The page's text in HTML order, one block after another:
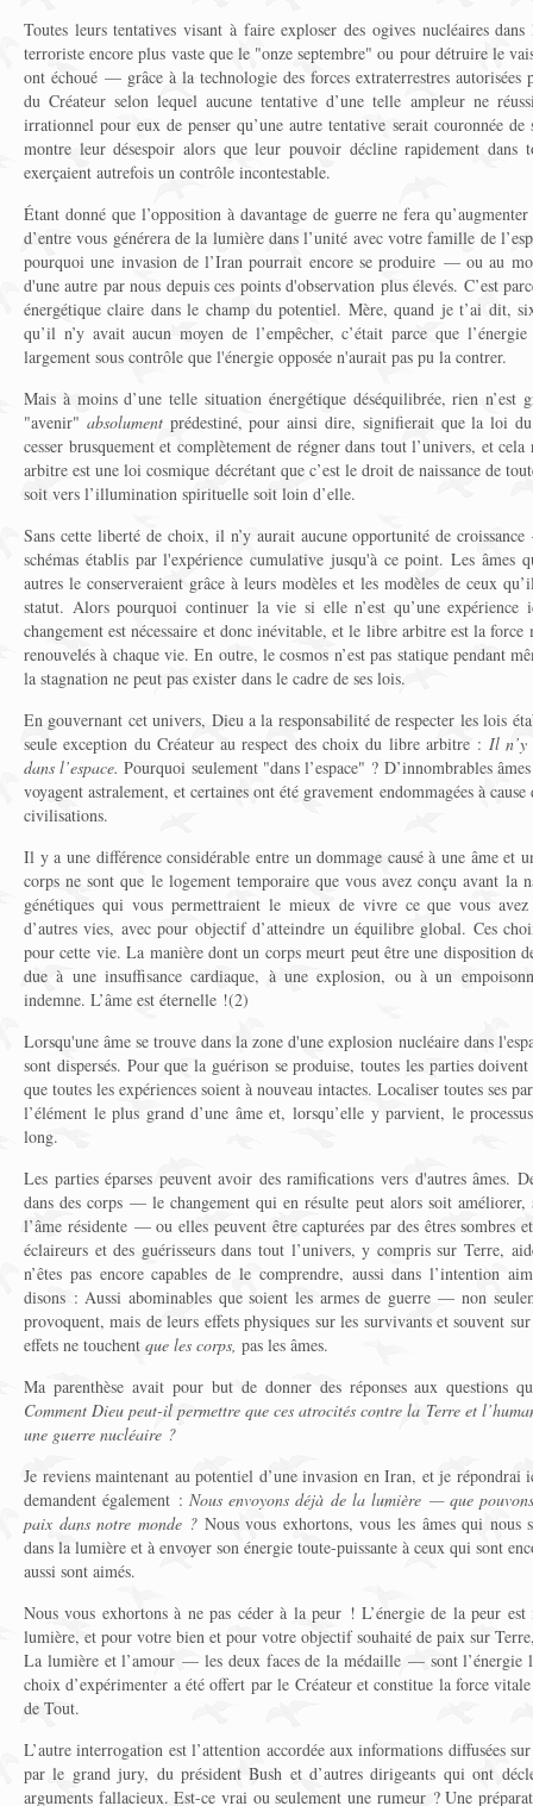
Toutes leurs tentatives visant à faire exploser des ogives nucléaires
terroriste encore plus vaste que le "onze septembre" ou pour détruire le
ont échoué — grâce à la technologie des forces extraterrestres autorisées
du Créateur selon lequel aucune tentative d’une telle ampleur ne
irrationnel pour eux de penser qu’une autre tentative serait couronnée de
montre leur désespoir alors que leur pouvoir décline rapidement dans
exerçaient autrefois un contrôle incontestable.
Étant donné que l’opposition à davantage de guerre ne fera
d’entre vous générera de la lumière dans l’unité avec votre famille de
pourquoi une invasion de l’Iran pourrait encore se produire — ou au
d'une autre par nous depuis ces points d'observation plus élevés. C’est
énergétique claire dans le champ du potentiel. Mère, quand je t’ai dit,
qu’il n’y avait aucun moyen de l’empêcher, c’était parce que
largement sous contrôle que l'énergie opposée n'aurait pas pu la contrer.
Mais à moins d’une telle situation énergétique déséquilibrée, rien n’est
"avenir" absolumentprédestiné, pour ainsi dire, signifierait que la loi
cesser brusquement et complètement de régner dans tout l’univers, et
arbitre est une loi cosmique décrétant que c’est le droit de naissance de
soit vers l’illumination spirituelle soit loin d’elle.
Sans cette liberté de choix, il n’y aurait aucune opportunité de
schémas établis par l'expérience cumulative jusqu'à ce point. Les âmes
autres le conserveraient grâce à leurs modèles et les modèles de ceux
statut. Alors pourquoi continuer la vie si elle n’est qu’une
changement est nécessaire et donc inévitable, et le libre arbitre est la
renouvelés à chaque vie. En outre, le cosmos n’est pas statique pendant
la stagnation ne peut pas exister dans le cadre de ses lois.
En gouvernant cet univers, Dieu a la responsabilité de respecter les lois
seule exception du Créateur au respect des choix du libre arbitre : Il n’y
dans l’espace. Pourquoi seulement "dans l’espace" ? D’innombrables
voyagent astralement, et certaines ont été gravement endommagées à
civilisations.
Il y a une différence considérable entre un dommage causé à une âme et
corps ne sont que le logement temporaire que vous avez conçu avant la
génétiques qui vous permettraient le mieux de vivre ce que vous
d’autres vies, avec pour objectif d’atteindre un équilibre global. Ces
pour cette vie. La manière dont un corps meurt peut être une disposition
due à une insuffisance cardiaque, à une explosion, ou à un
indemne. L’âme est éternelle !(2)
Lorsqu'une âme se trouve dans la zone d'une explosion nucléaire dans
sont dispersés. Pour que la guérison se produise, toutes les parties
que toutes les expériences soient à nouveau intactes. Localiser toutes ses
l’élément le plus grand d’une âme et, lorsqu’elle y parvient, le
long.
Les parties éparses peuvent avoir des ramifications vers d'autres âmes.
dans des corps — le changement qui en résulte peut alors soit
l’âme résidente — ou elles peuvent être capturées par des êtres sombres
éclaireurs et des guérisseurs dans tout l’univers, y compris sur Terre,
n’êtes pas encore capables de le comprendre, aussi dans l’intention
disons : Aussi abominables que soient les armes de guerre — non
provoquent, mais de leurs effets physiques sur les survivants et souvent
effets ne touchent que les corps, pas les âmes.
Ma parenthèse avait pour but de donner des réponses aux questions
Comment Dieu peut-il permettre que ces atrocités contre la Terre et
une guerre nucléaire ?
Je reviens maintenant au potentiel d’une invasion en Iran, et je répondrai
demandent également : Nous envoyons déjà de la lumière — que
paix dans notre monde ? Nous vous exhortons, vous les âmes qui nous
dans la lumière et à envoyer son énergie toute-puissante à ceux qui sont
aussi sont aimés.
Nous vous exhortons à ne pas céder à la peur ! L’énergie de la peur
lumière, et pour votre bien et pour votre objectif souhaité de paix sur
La lumière et l’amour — les deux faces de la médaille — sont l’énergie
choix d’expérimenter a été offert par le Créateur et constitue la force
de Tout.
L’autre interrogation est l’attention accordée aux informations diffusées
par le grand jury, du président Bush et d’autres dirigeants qui ont
arguments fallacieux. Est-ce vrai ou seulement une rumeur ? Une